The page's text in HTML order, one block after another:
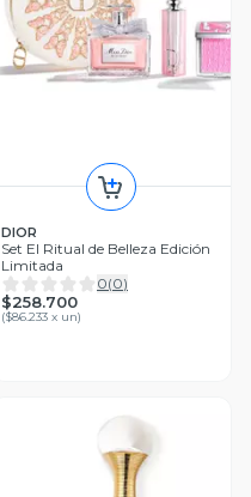
DIOR
Set El Ritual de Belleza Edición
Limitada
0(0)
$258.700
($86.233 x un)